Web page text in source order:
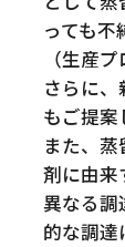
っても不
（生産
さらに
もご提案
また、
剤に由来
異なる調
的な調達